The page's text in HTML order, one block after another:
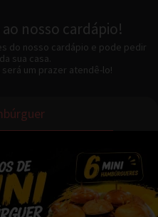
nosso cardápio!
do nosso cardápio e pode pedir
sua casa.
um prazer atendê-lo!